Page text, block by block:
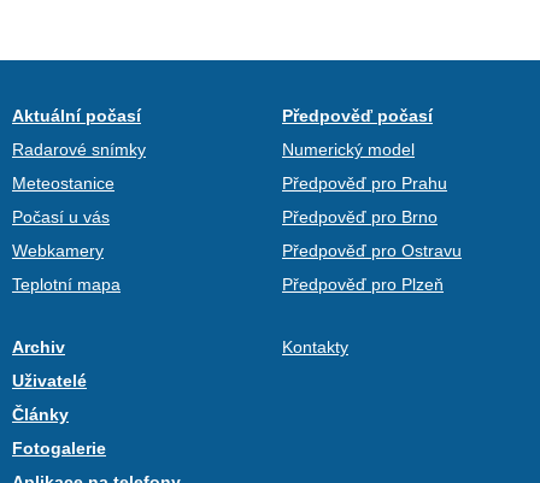
Aktuální počasí
Radarové snímky
Meteostanice
Počasí u vás
Webkamery
Teplotní mapa
Předpověď počasí
Numerický model
Předpověď pro Prahu
Předpověď pro Brno
Předpověď pro Ostravu
Předpověď pro Plzeň
Archiv
Uživatelé
Články
Fotogalerie
Kontakty